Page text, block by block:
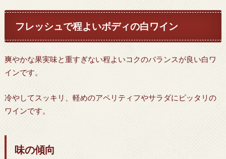
フレッシュで程よいボディの白ワイン
爽やかな果実味と重すぎない程よいコクのバランスが良い白ワ
インです。
冷やしてスッキリ、軽めのアペリティフやサラダにピッタリの
ワインです。
味の傾向